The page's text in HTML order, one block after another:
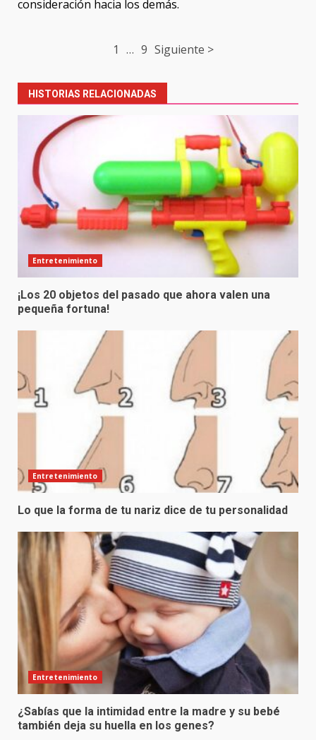
consideración hacia los demás.
1 … 9 Siguiente >
HISTORIAS RELACIONADAS
Entretenimiento
¡Los 20 objetos del pasado que ahora valen una
pequeña fortuna!
Entretenimiento
Lo que la forma de tu nariz dice de tu personalidad
Entretenimiento
¿Sabías que la intimidad entre la madre y su bebé
también deja su huella en los genes?